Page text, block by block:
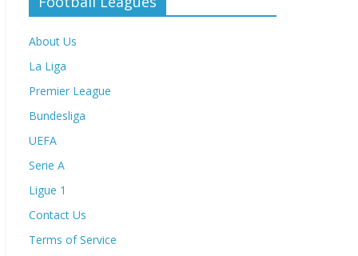
About Us
La Liga
Premier League
Bundesliga
UEFA
Serie A
Ligue 1
Contact Us
Terms of Service